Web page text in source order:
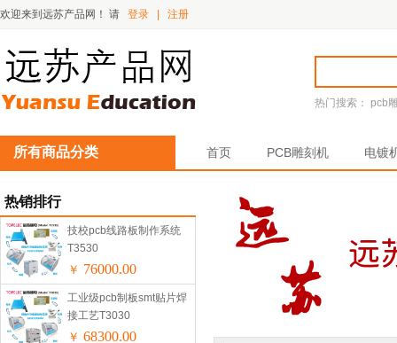
欢迎来到远苏产品网！ 请 登录 注册
热门搜索： pcb
所有商品分类 首页 PCB雕刻机 电镀
热销排行
技校pcb线路板制作系统
T3530
￥ 76000.00
工业级pcb制板smt贴片焊
接工艺T3030
￥ 68300.00